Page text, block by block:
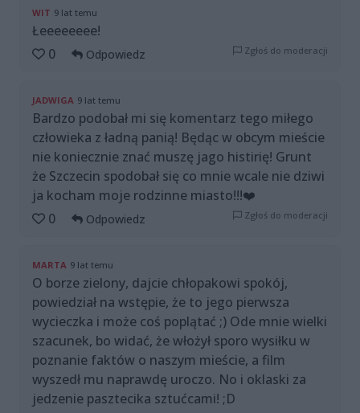
WIT 9 lat temu
Łeeeeeeee!
0
Odpowiedz Zgłoś do moderacji
JADWIGA 9 lat temu
Bardzo podobał mi się komentarz tego miłego
człowieka z ładną panią! Będąc w obcym mieście
nie koniecznie znać muszę jago histirię! Grunt
że Szczecin spodobał się co mnie wcale nie dziwi
ja kocham moje rodzinne miasto!!!❤️
0
Odpowiedz Zgłoś do moderacji
MARTA 9 lat temu
O borze zielony, dajcie chłopakowi spokój,
powiedział na wstępie, że to jego pierwsza
wycieczka i może coś poplątać ;) Ode mnie wielki
szacunek, bo widać, że włożył sporo wysiłku w
poznanie faktów o naszym mieście, a film
wyszedł mu naprawdę uroczo. No i oklaski za
jedzenie pasztecika sztućcami! ;D